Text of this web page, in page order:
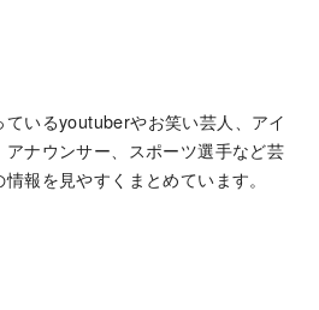
いるyoutuberやお笑い芸人、アイ
アナウンサー、スポーツ選手など芸
報を見やすくまとめています。